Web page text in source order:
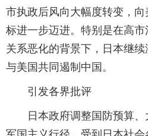
市执政后风向大幅度转变，
标进一步迈进。特别是在高
关系恶化的背景下，日本继
与美国共同遏制中国。
引发各界批评
日本政府调整国防预算